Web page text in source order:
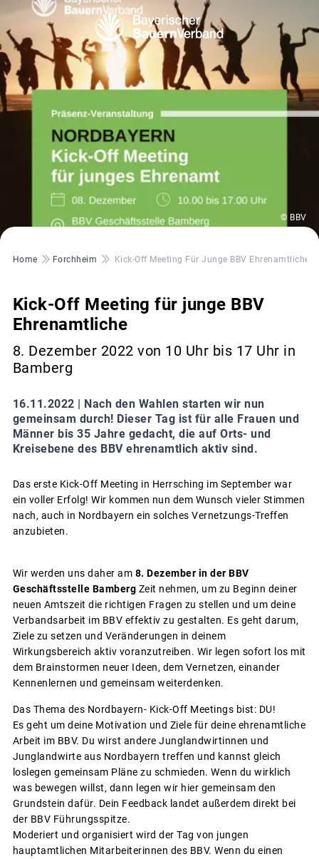
© BBV
Pfadnavigation
Home Forchheim Kick-Off Meeting Für Junge BBV Ehrenamtliche
Kick-Off Meeting für junge BBV
Ehrenamtliche
8. Dezember 2022 von 10 Uhr bis 17 Uhr in
Bamberg
16.11.2022 | Nach den Wahlen starten wir nun
gemeinsam durch! Dieser Tag ist für alle Frauen und
Männer bis 35 Jahre gedacht, die auf Orts- und
Kreisebene des BBV ehrenamtlich aktiv sind.
Das erste Kick-Off Meeting in Herrsching im September war
ein voller Erfolg! Wir kommen nun dem Wunsch vieler Stimmen
nach, auch in Nordbayern ein solches Vernetzungs-Treffen
anzubieten.
Wir werden uns daher am 8. Dezember in der BBV
Geschäftsstelle Bamberg Zeit nehmen, um zu Beginn deiner
neuen Amtszeit die richtigen Fragen zu stellen und um deine
Verbandsarbeit im BBV effektiv zu gestalten. Es geht darum,
Ziele zu setzen und Veränderungen in deinem
Wirkungsbereich aktiv voranzutreiben. Wir legen sofort los mit
dem Brainstormen neuer Ideen, dem Vernetzen, einander
Kennenlernen und gemeinsam weiterdenken.
Das Thema des Nordbayern- Kick-Off Meetings bist: DU!
Es geht um deine Motivation und Ziele für deine ehrenamtliche
Arbeit im BBV. Du wirst andere Junglandwirtinnen und
Junglandwirte aus Nordbayern treffen und kannst gleich
loslegen gemeinsam Pläne zu schmieden. Wenn du wirklich
was bewegen willst, dann legen wir hier gemeinsam den
Grundstein dafür. Dein Feedback landet außerdem direkt bei
der BBV Führungsspitze.
Moderiert und organisiert wird der Tag von jungen
hauptamtlichen Mitarbeiterinnen des BBV. Wenn du einen